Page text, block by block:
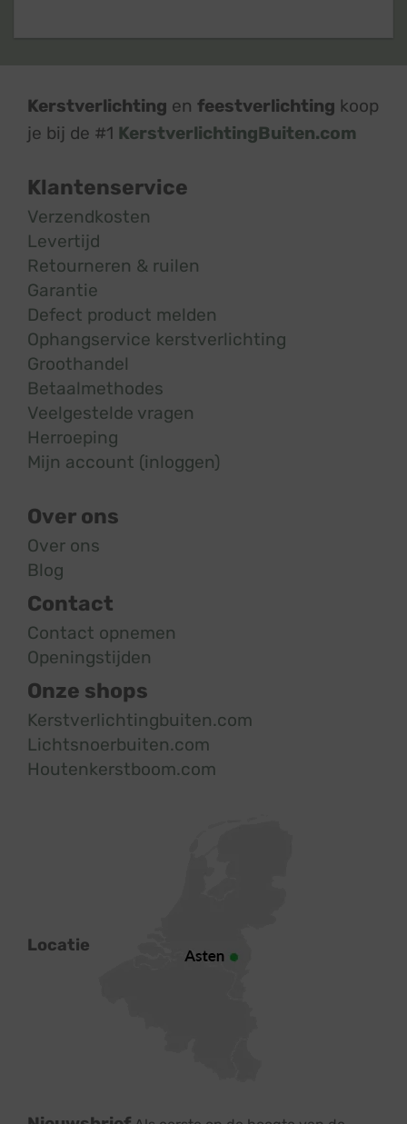
Kerstverlichting en feestverlichting koop
je bij de #1 KerstverlichtingBuiten.com
Klantenservice
Verzendkosten
Levertijd
Retourneren & ruilen
Garantie
Defect product melden
Ophangservice kerstverlichting
Groothandel
Betaalmethodes
Veelgestelde vragen
Herroeping
Mijn account (inloggen)
Over ons
Over ons
Blog
Contact
Contact opnemen
Openingstijden
Onze shops
Kerstverlichtingbuiten.com
Lichtsnoerbuiten.com
Houtenkerstboom.com
Locatie